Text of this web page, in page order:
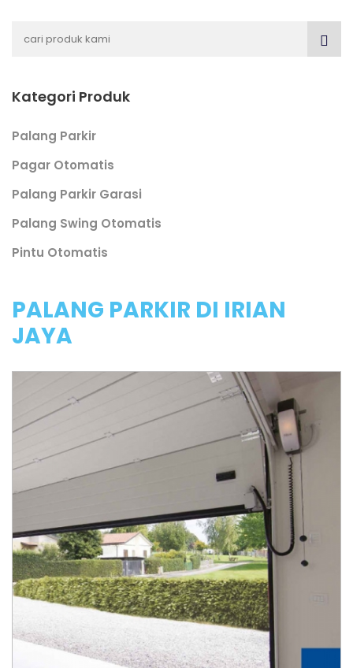
Kategori Produk
Palang Parkir
Pagar Otomatis
Palang Parkir Garasi
Palang Swing Otomatis
Pintu Otomatis
PALANG PARKIR DI IRIAN
JAYA